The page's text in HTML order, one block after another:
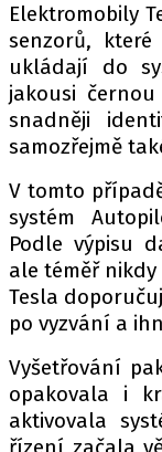
INCORP
Elektromobily
senzorů,
ukládají do
jakousi
snadněji
samozřejmě
V tomto
systém
Podle výpisu
ale téměř
Tesla
po vyzvání a
Vyšetřování
opakovala i
aktivovala